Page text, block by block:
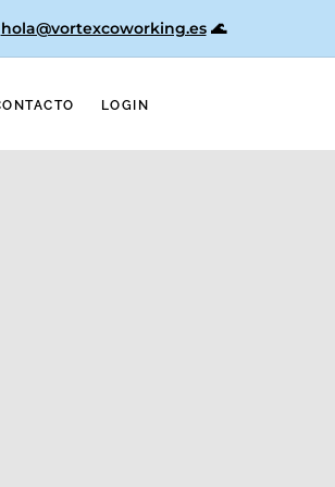
hola@vortexcoworking.es🌊
LOGIN